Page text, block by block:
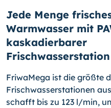
Jede Menge
Warmwasser mit
kaskadierbarer
FriwaMega ist die größte
Frischwasserstationen
schafft bis zu 123 l/min,